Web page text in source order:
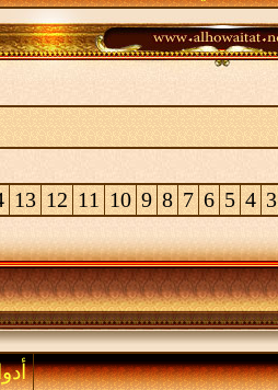
3
4
5
6
7
8
9
10
11
12
13